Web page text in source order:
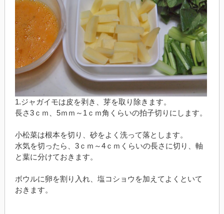
1.ジャガイモは皮を剥き、芽を取り除きます。
長さ3ｃｍ、5ｍｍ～1ｃｍ角くらいの拍子切りにします。
小松菜は根本を切り、砂をよく洗って落とします。
水気を切ったら、3ｃｍ～4ｃｍくらいの長さに切り、軸
と葉に分けておきます。
ボウルに卵を割り入れ、塩コショウを加えてよくといて
おきます。